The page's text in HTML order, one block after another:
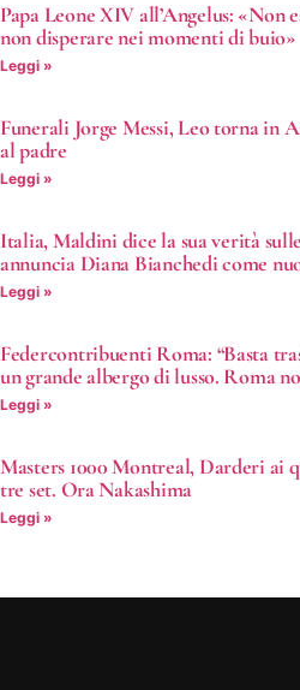
Papa Leone XIV all’Angelus: «Non
non disperare nei momenti di buio»
Leggi »
Funerali Jorge Messi, Leo torna in
al padre
Leggi »
Italia, Maldini dice la sua verità
annuncia Diana Bianchedi come
Leggi »
Federcontribuenti Roma: “Basta
un grande albergo di lusso. Roma
Leggi »
Masters 1000 Montreal, Darderi ai
tre set. Ora Nakashima
Leggi »